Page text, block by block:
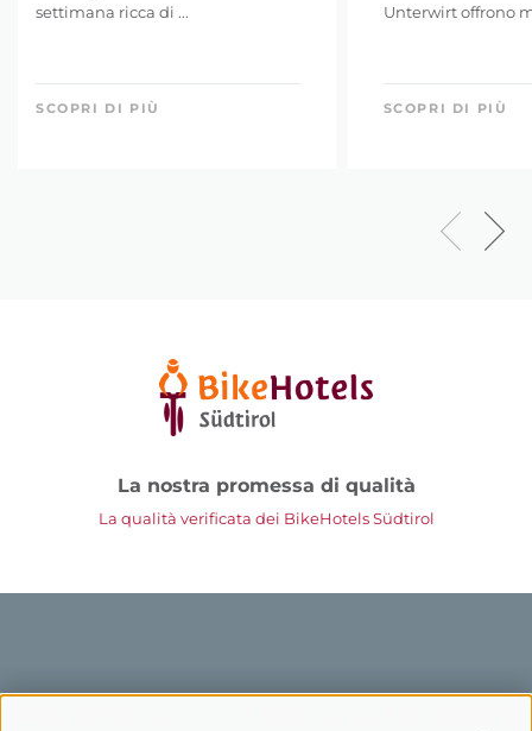
settimana ricca di ...
SCOPRI DI PIÙ
Unterwirt offrono
SCOPRI DI PIÙ
La nostra promessa di qualità
La qualità verificata dei BikeHotels Südtirol